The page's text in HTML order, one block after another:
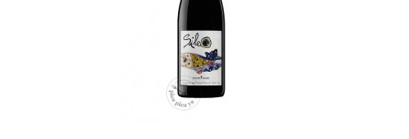
Agneau rôti
Poulet rôti